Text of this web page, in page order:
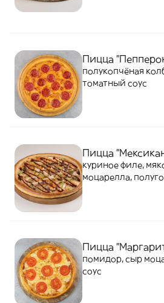
Пицца
полукопчёная
томатный соус
Пицца
куриное филе,
моцарелла,
Пицца
помидор, сыр
соус